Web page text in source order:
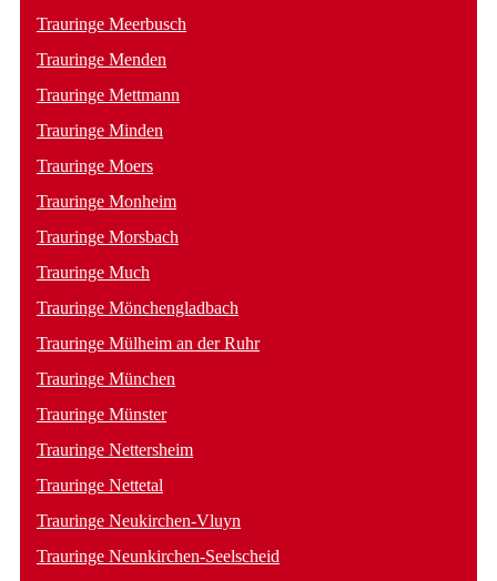
Trauringe Meerbusch
Trauringe Menden
Trauringe Mettmann
Trauringe Minden
Trauringe Moers
Trauringe Monheim
Trauringe Morsbach
Trauringe Much
Trauringe Mönchengladbach
Trauringe Mülheim an der Ruhr
Trauringe München
Trauringe Münster
Trauringe Nettersheim
Trauringe Nettetal
Trauringe Neukirchen-Vluyn
Trauringe Neunkirchen-Seelscheid